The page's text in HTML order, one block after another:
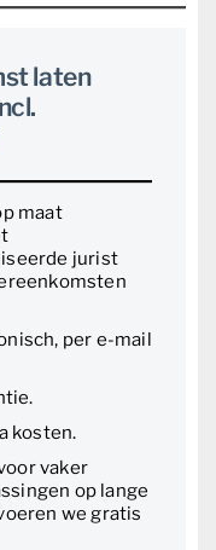
laten
maat
jurist
per e-mail
kosten.
vaker
op lange
we gratis